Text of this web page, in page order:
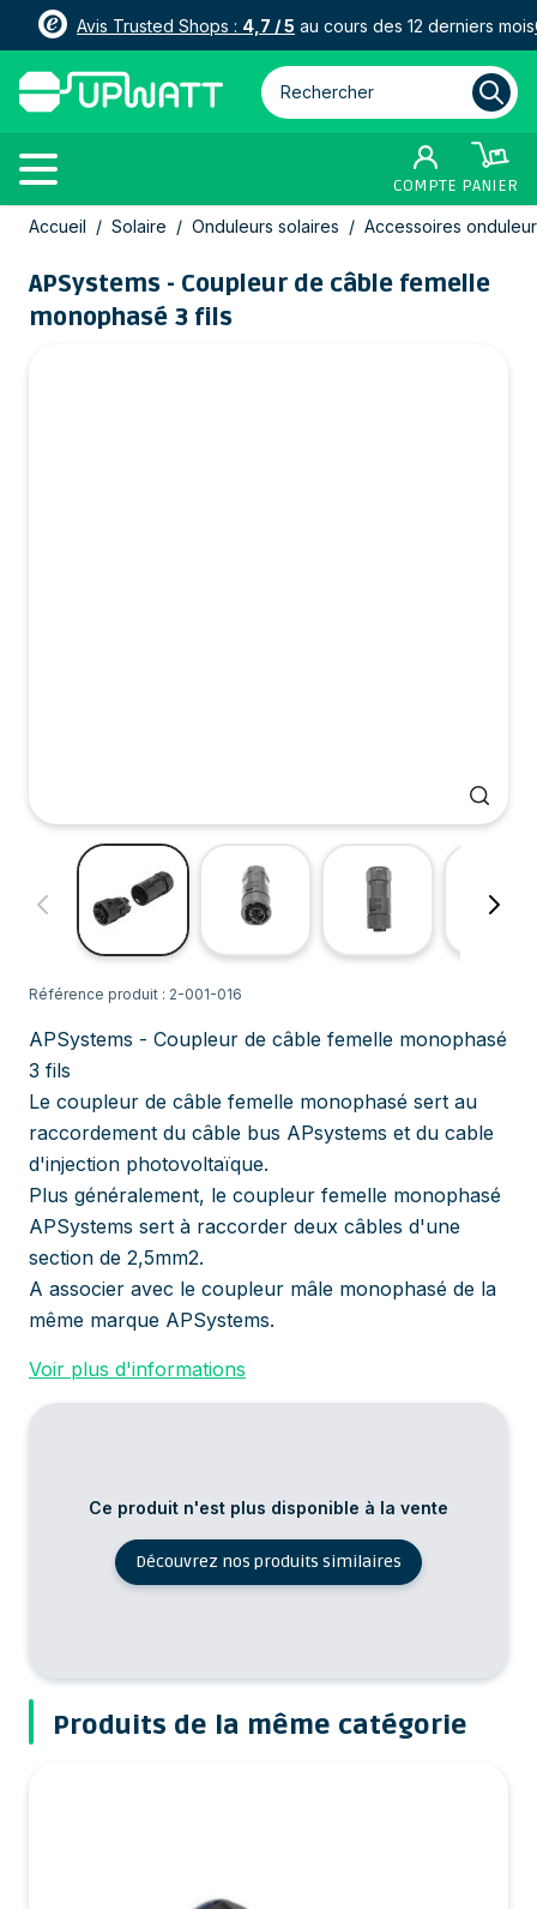
Avis Trusted Shops : 4,7 / 5 au cours des 12 derniers mois
Rechercher parmi plus de
COMPTE PANIER
Allez au contenu
Accueil / Solaire / Onduleurs solaires / Accessoires
APSystems - Coupleur de câble femelle
monophasé 3 fils
Référence produit : 2-001-016
APSystems - Coupleur de câble femelle monophasé
3 fils
Le coupleur de câble femelle monophasé sert au
raccordement du câble bus APsystems et du cable
d'injection photovoltaïque.
Plus généralement, le coupleur femelle monophasé
APSystems sert à raccorder deux câbles d'une
section de 2,5mm2.
A associer avec le coupleur mâle monophasé de la
même marque APSystems.
Voir plus d'informations
Ce produit n'est plus disponible à la vente
Découvrez nos produits similaires
Produits de la même catégorie